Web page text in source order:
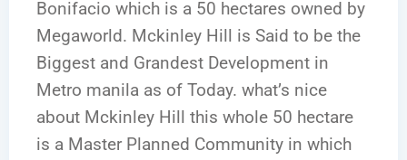
Bonifacio which is a 50 hectares owned by
Megaworld. Mckinley Hill is Said to be the
Biggest and Grandest Development in
Metro manila as of Today. what’s nice
about Mckinley Hill this whole 50 hectare
is a Master Planned Community in which